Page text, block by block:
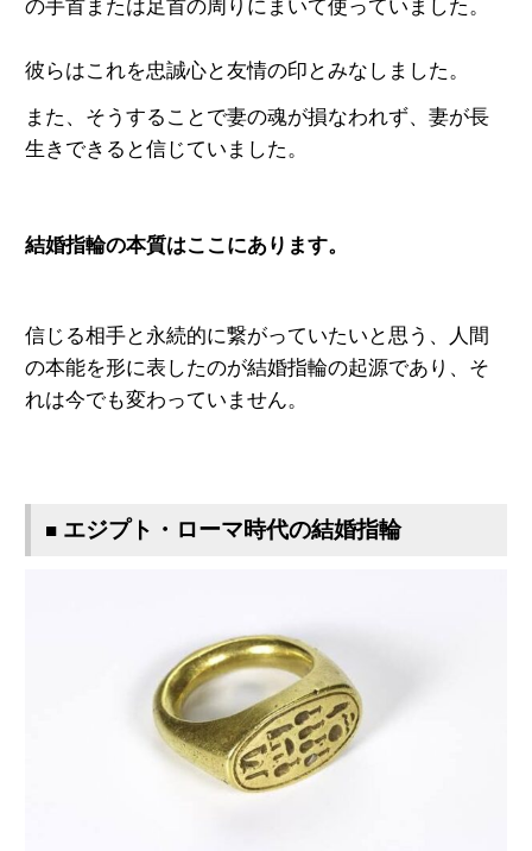
の手首または足首の周りにまいて使っていました。
彼らはこれを忠誠心と友情の印とみなしました。
また、そうすることで妻の魂が損なわれず、妻が長
生きできると信じていました。
結婚指輪の本質はここにあります。
信じる相手と永続的に繋がっていたいと思う、
人間
の本能を形に表したのが結婚指輪の起源であり、そ
れは今でも変わっていません。
■ エジプト・ローマ時代の結婚指輪